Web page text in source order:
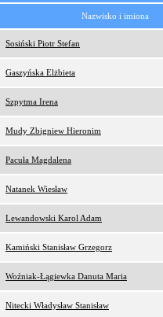
Nazwisko i imiona
Sosiński Piotr Stefan
Gaszyńska Elżbieta
Szpytma Irena
Mudy Zbigniew Hieronim
Pacuła Magdalena
Natanek Wiesław
Lewandowski Karol Adam
Kamiński Stanisław Grzegorz
Woźniak-Łągiewka Danuta Maria
Nitecki Władysław Stanisław